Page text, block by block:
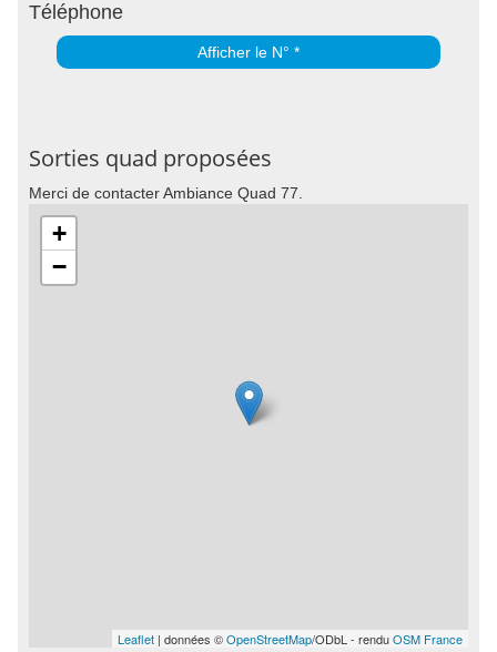
Téléphone
Afficher le N° *
Sorties quad proposées
Merci de contacter Ambiance Quad 77.
+
−
Leaflet | données ©OpenStreetMap/ODbL - renduOSM France